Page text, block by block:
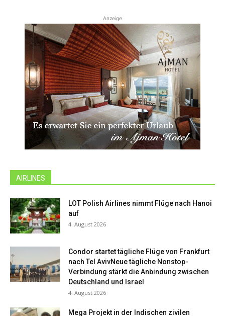
Anzeige
AIRLINES
LOT Polish Airlines nimmt Flüge nach Hanoi
auf
4. August 2026
Condor startet tägliche Flüge von Frankfurt
nach Tel AvivNeue tägliche Nonstop-
Verbindung stärkt die Anbindung zwischen
Deutschland und Israel
4. August 2026
Mega Projekt in der Indischen zivilen